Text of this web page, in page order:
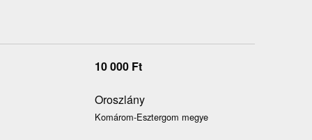
10 000 Ft
Oroszlány
Komárom-Esztergom megye